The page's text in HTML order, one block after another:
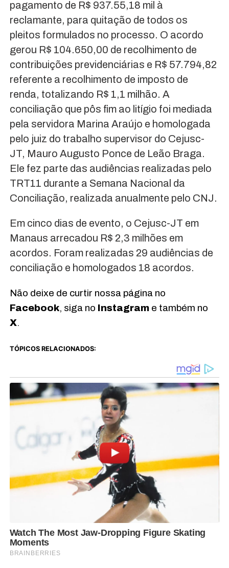
pagamento de R$ 937.55,18 mil à
reclamante, para quitação de todos os
pleitos formulados no processo. O acordo
gerou R$ 104.650,00 de recolhimento de
contribuições previdenciárias e R$ 57.794,82
referente a recolhimento de imposto de
renda, totalizando R$ 1,1 milhão. A
conciliação que pôs fim ao litígio foi mediada
pela servidora Marina Araújo e homologada
pelo juiz do trabalho supervisor do Cejusc-
JT, Mauro Augusto Ponce de Leão Braga.
Ele fez parte das audiências realizadas pelo
TRT11 durante a Semana Nacional da
Conciliação, realizada anualmente pelo CNJ.
Em cinco dias de evento, o Cejusc-JT em
Manaus arrecadou R$ 2,3 milhões em
acordos. Foram realizadas 29 audiências de
conciliação e homologados 18 acordos.
Não deixe de curtir nossa página no
Facebook, siga no Instagrame também no
X.
TÓPICOS RELACIONADOS: